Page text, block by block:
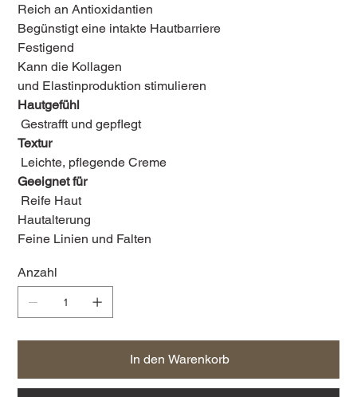
Reich an Antioxidantien
Begünstigt eine intakte Hautbarriere
Festigend
Kann die Kollagen
und Elastinproduktion stimulieren
Hautgefühl
Gestrafft und gepflegt
Textur
Leichte, pflegende Creme
Geeignet für
Reife Haut
Hautalterung
Feine Linien und Falten
Anzahl
In den Warenkorb